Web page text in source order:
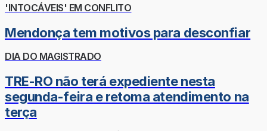
'INTOCÁVEIS' EM CONFLITO
Mendonça tem motivos para desconfiar
DIA DO MAGISTRADO
TRE-RO não terá expediente nesta
segunda-feira e retoma atendimento na
terça